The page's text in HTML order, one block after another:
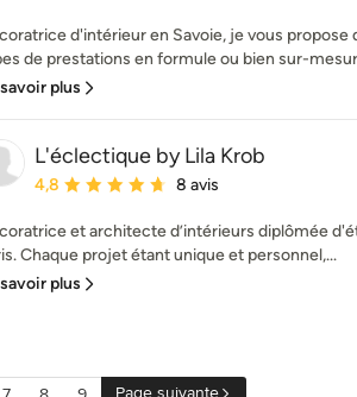
d'intérieur en Savoie, je vous propose
de prestations en formule ou bien sur-
plus
L'éclectique by Lila Krob
Note moyenne : 4.8 étoiles sur 5
4,8 8 avis
et architecte d’intérieurs diplômée
Chaque projet étant unique et personnel,...
plus
Page suivante